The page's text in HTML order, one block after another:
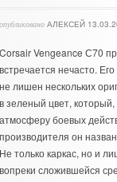
АЛЕКСЕЙ
Vengeance С70
нечасто.
лишен нескольких
зеленый цвет,
боевых
он
только каркас, но и
сложившейся